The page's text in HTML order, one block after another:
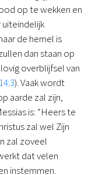
op te wekken en
de hemel is
dan staan op
overblijfsel van
). Vaak wordt
aarde zal zijn,
is: “Heers te
zal wel Zijn
zal zoveel
dat velen
instemmen.